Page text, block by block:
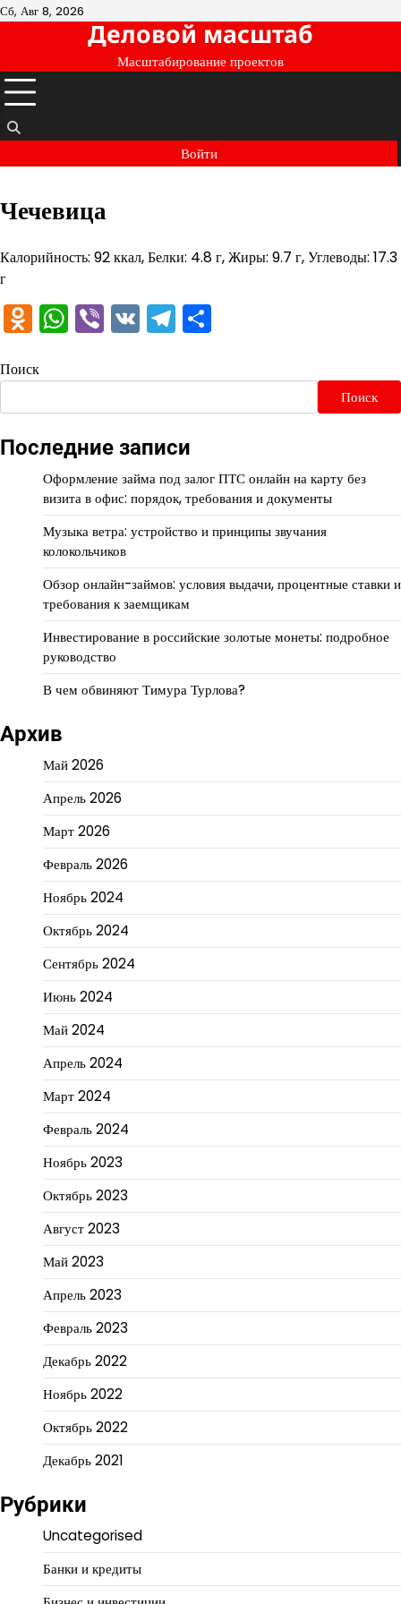
Перейти
Сб, Авг 8, 2026
Деловой масштаб
Масштабирование проектов
Войти
Чечевица
Калорийность: 92 ккал, Белки: 4.8 г, Жиры: 9.7 г, Углеводы: 17.3
г
Odnoklassniki
WhatsApp
Viber
VKTelegram
Поиск
Поиск
Последние записи
Оформление займа под залог ПТС онлайн на карту без
визита в офис: порядок, требования и документы
Музыка ветра: устройство и принципы звучания
колокольчиков
Обзор онлайн-займов: условия выдачи, процентные ставки и
требования к заемщикам
Инвестирование в российские золотые монеты: подробное
руководство
В чем обвиняют Тимура Турлова?
Архив
Май 2026
Апрель 2026
Март 2026
Февраль 2026
Ноябрь 2024
Октябрь 2024
Сентябрь 2024
Июнь 2024
Май 2024
Апрель 2024
Март 2024
Февраль 2024
Ноябрь 2023
Октябрь 2023
Август 2023
Май 2023
Апрель 2023
Февраль 2023
Декабрь 2022
Ноябрь 2022
Октябрь 2022
Декабрь 2021
Рубрики
Uncategorised
Банки и кредиты